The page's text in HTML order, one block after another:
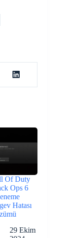
Of Duty
Ops 6
Hatası
29 Ekim